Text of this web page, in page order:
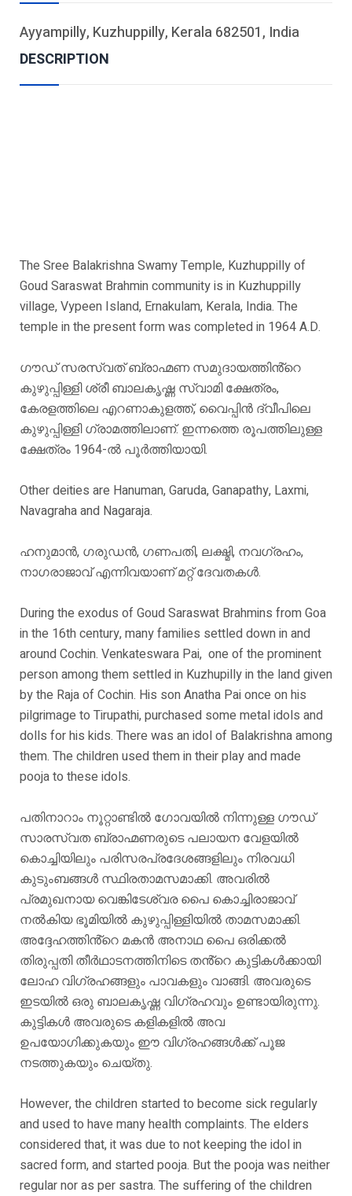
Ayyampilly, Kuzhuppilly, Kerala 682501, India
DESCRIPTION
The Sree Balakrishna Swamy Temple, Kuzhuppilly of
Goud Saraswat Brahmin community is in Kuzhuppilly
village, Vypeen Island, Ernakulam, Kerala, India. The
temple in the present form was completed in 1964 A.D.
ഗൗഡ് സരസ്വത് ബ്രാഹ്മണ സമുദായത്തിൻ്റെ
കുഴുപ്പിള്ളി ശ്രീ ബാലകൃഷ്ണ സ്വാമി ക്ഷേത്രം,
കേരളത്തിലെ എറണാകുളത്ത്, വൈപ്പിൻ ദ്വീപിലെ
കുഴുപ്പിള്ളി ഗ്രാമത്തിലാണ്. ഇന്നത്തെ രൂപത്തിലുള്ള
ക്ഷേത്രം 1964-ൽ പൂർത്തിയായി.
Other deities are Hanuman, Garuda, Ganapathy, Laxmi,
Navagraha and Nagaraja.
ഹനുമാൻ, ഗരുഡൻ, ഗണപതി, ലക്ഷ്മി, നവഗ്രഹം,
നാഗരാജാവ് എന്നിവയാണ് മറ്റ് ദേവതകൾ.
During the exodus of Goud Saraswat Brahmins from Goa
in the 16th century, many families settled down in and
around Cochin. Venkateswara Pai, one of the prominent
person among them settled in Kuzhupilly in the land given
by the Raja of Cochin. His son Anatha Pai once on his
pilgrimage to Tirupathi, purchased some metal idols and
dolls for his kids. There was an idol of Balakrishna among
them. The children used them in their play and made
pooja to these idols.
പതിനാറാം നൂറ്റാണ്ടിൽ ഗോവയിൽ നിന്നുള്ള ഗൗഡ്
സാരസ്വത ബ്രാഹ്മണരുടെ പലായന വേളയിൽ
കൊച്ചിയിലും പരിസരപ്രദേശങ്ങളിലും നിരവധി
കുടുംബങ്ങൾ സ്ഥിരതാമസമാക്കി. അവരിൽ
പ്രമുഖനായ വെങ്കിടേശ്വര പൈ കൊച്ചിരാജാവ്
നൽകിയ ഭൂമിയിൽ കുഴുപ്പിള്ളിയിൽ താമസമാക്കി.
അദ്ദേഹത്തിൻ്റെ മകൻ അനാഥ പൈ ഒരിക്കൽ
തിരുപ്പതി തീർഥാടനത്തിനിടെ തൻ്റെ കുട്ടികൾക്കായി
ലോഹ വിഗ്രഹങ്ങളും പാവകളും വാങ്ങി. അവരുടെ
ഇടയിൽ ഒരു ബാലകൃഷ്ണ വിഗ്രഹവും ഉണ്ടായിരുന്നു.
കുട്ടികൾ അവരുടെ കളികളിൽ അവ
ഉപയോഗിക്കുകയും ഈ വിഗ്രഹങ്ങൾക്ക് പൂജ
നടത്തുകയും ചെയ്തു.
However, the children started to become sick regularly
and used to have many health complaints. The elders
considered that, it was due to not keeping the idol in
sacred form, and started pooja. But the pooja was neither
regular nor as per sastra. The suffering of the children